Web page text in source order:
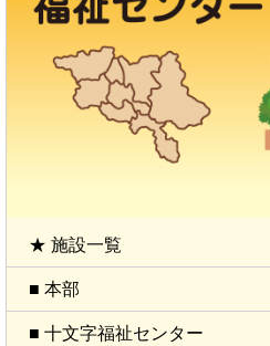
★ 施設一覧
■ 本部
■ 十文字福祉センター